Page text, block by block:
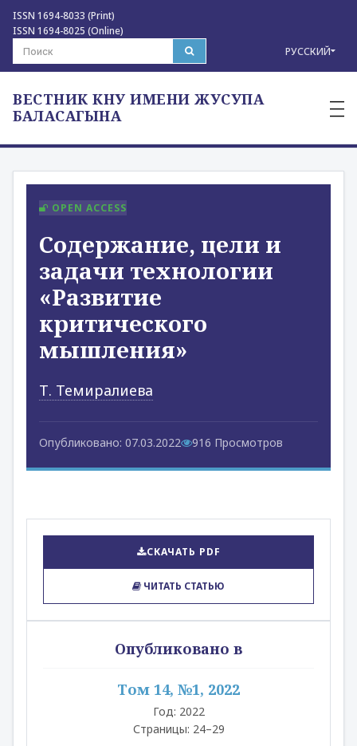
ISSN 1694-8033 (Print)
ISSN 1694-8025 (Online)
РУССКИЙ
ВЕСТНИК КНУ ИМЕНИ ЖУСУПА
БАЛАСАГЫНА
—
—
—
OPEN ACCESS
Содержание, цели и
задачи технологии
«Развитие
критического
мышления»
Т. Темиралиева
Опубликовано: 07.03.2022 916 Просмотров
СКАЧАТЬ PDF
ЧИТАТЬ СТАТЬЮ
Опубликовано в
Том 14, №1, 2022
Год: 2022
Страницы: 24–29